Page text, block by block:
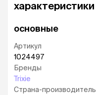
характеристики
основные
Артикул
1024497
Бренды
Trixie
Страна-производитель